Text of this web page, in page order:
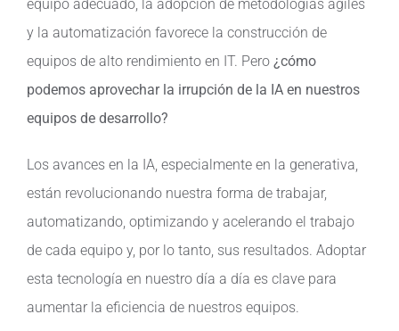
equipo adecuado, la adopción de metodologías ágiles
y la automatización favorece la construcción de
equipos de alto rendimiento en IT. Pero ¿cómo
podemos aprovechar la irrupción de la IA en nuestros
equipos de desarrollo?
Los avances en la IA, especialmente en la generativa,
están revolucionando nuestra forma de trabajar,
automatizando, optimizando y acelerando el trabajo
de cada equipo y, por lo tanto, sus resultados. Adoptar
esta tecnología en nuestro día a día es clave para
aumentar la eficiencia de nuestros equipos.